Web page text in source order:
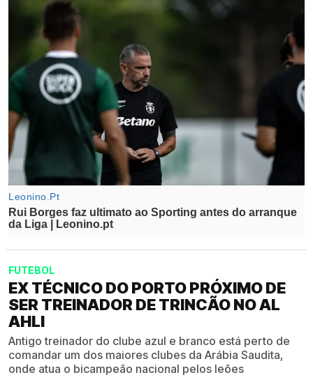
FUTEBOL
EX TÉCNICO DO PORTO PRÓXIMO DE
SER TREINADOR DE TRINCÃO NO AL
AHLI
Antigo treinador do clube azul e branco está perto de
comandar um dos maiores clubes da Arábia Saudita,
onde atua o bicampeão nacional pelos leões